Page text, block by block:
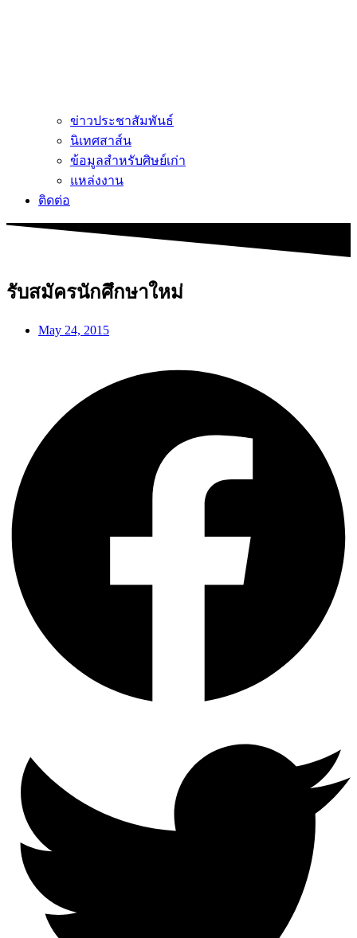
ข่าวประชาสัมพันธ์
นิเทศสาส์น
ข้อมูลสำหรับศิษย์เก่า
แหล่งงาน
ติดต่อ
รับสมัครนักศึกษาใหม่
May 24, 2015